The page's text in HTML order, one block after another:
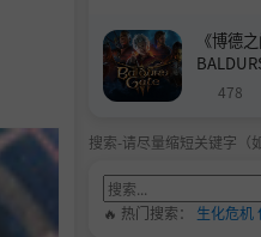
《博德
8727-
478
搜索-请尽量缩短关键字（
🔥 热门搜索： 生化危机